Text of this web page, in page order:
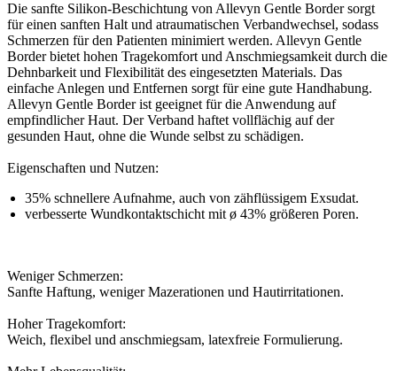
Die sanfte Silikon-Beschichtung von Allevyn Gentle Border sorgt
für einen sanften Halt und atraumatischen Verbandwechsel, sodass
Schmerzen für den Patienten minimiert werden. Allevyn Gentle
Border bietet hohen Tragekomfort und Anschmiegsamkeit durch die
Dehnbarkeit und Flexibilität des eingesetzten Materials. Das
einfache Anlegen und Entfernen sorgt für eine gute Handhabung.
Allevyn Gentle Border ist geeignet für die Anwendung auf
empfindlicher Haut. Der Verband haftet vollflächig auf der
gesunden Haut, ohne die Wunde selbst zu schädigen.
Eigenschaften und Nutzen:
35% schnellere Aufnahme, auch von zähflüssigem Exsudat.
verbesserte Wundkontaktschicht mit ø 43% größeren Poren.
Weniger Schmerzen:
Sanfte Haftung, weniger Mazerationen und Hautirritationen.
Hoher Tragekomfort:
Weich, flexibel und anschmiegsam, latexfreie Formulierung.